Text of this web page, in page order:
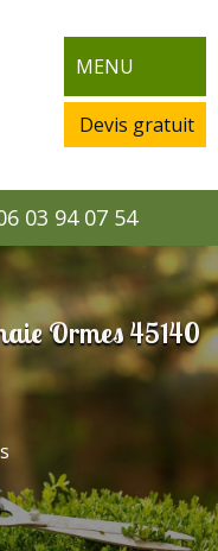
MENU
Devis gratuit
03 94 07 54
Ormes 45140